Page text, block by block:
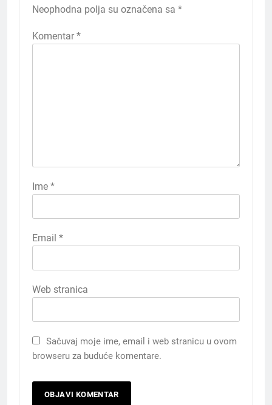
Neophodna polja su označena sa *
Komentar *
Ime *
Email *
Web stranica
Sačuvaj moje ime, email i web stranicu u ovom
browseru za buduće komentare.